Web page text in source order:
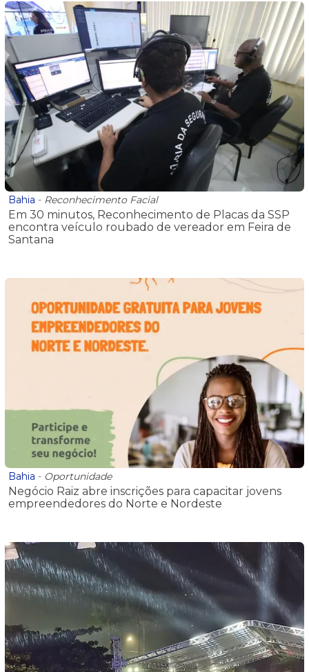
Bahia - Reconhecimento Facial
Em 30 minutos, Reconhecimento de Placas da SSP
encontra veículo roubado de vereador em Feira de
Santana
Bahia - Oportunidade
Negócio Raiz abre inscrições para capacitar jovens
empreendedores do Norte e Nordeste